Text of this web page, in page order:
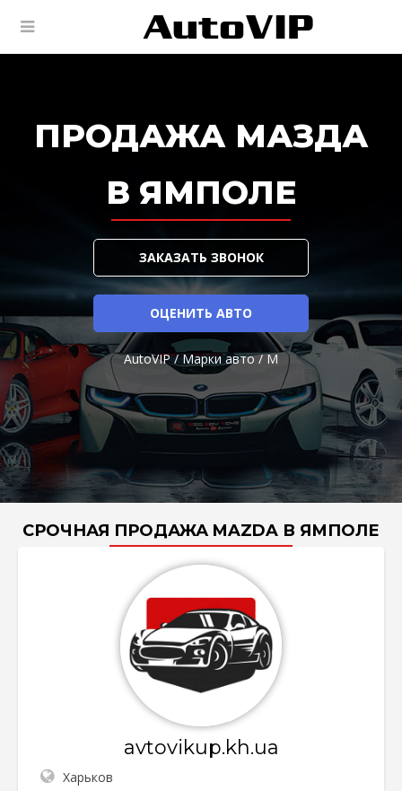
ПРОДАЖА МАЗДА
В ЯМПОЛЕ
ЗАКАЗАТЬ ЗВОНОК
ОЦЕНИТЬ АВТО
AutoVIP/Марки авто/M
СРОЧНАЯ ПРОДАЖА MAZDA В ЯМПОЛЕ
avtovikup.kh.ua
Харьков